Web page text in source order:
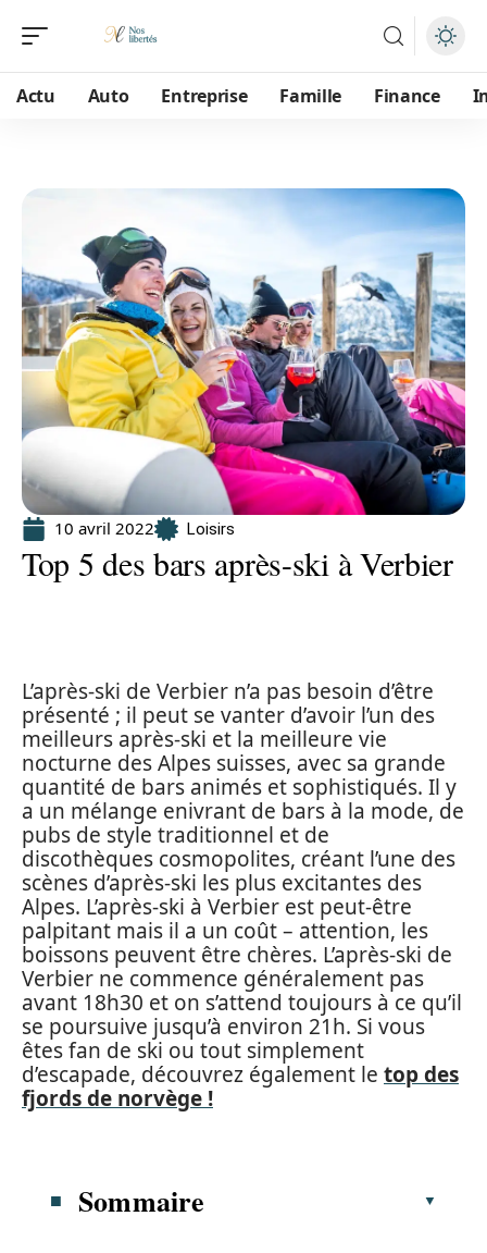
Actu Auto Entreprise Famille Finance
10 avril 2022 Loisirs
Top 5 des bars après-ski à Verbier
L’après-ski de Verbier n’a pas besoin d’être
présenté ; il peut se vanter d’avoir l’un des
meilleurs après-ski et la meilleure vie
nocturne des Alpes suisses, avec sa grande
quantité de bars animés et sophistiqués. Il y
a un mélange enivrant de bars à la mode, de
pubs de style traditionnel et de
discothèques cosmopolites, créant l’une des
scènes d’après-ski les plus excitantes des
Alpes. L’après-ski à Verbier est peut-être
palpitant mais il a un coût – attention, les
boissons peuvent être chères. L’après-ski de
Verbier ne commence généralement pas
avant 18h30 et on s’attend toujours à ce qu’il
se poursuive jusqu’à environ 21h. Si vous
êtes fan de ski ou tout simplement
d’escapade, découvrez également le top des
fjords de norvège !
Sommaire